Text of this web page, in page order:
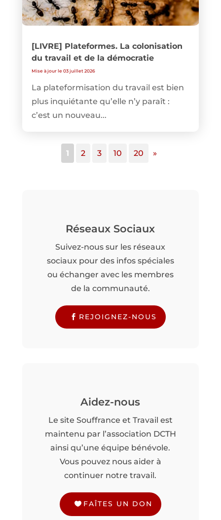
[LIVRE] Plateformes. La colonisation
du travail et de la démocratie
Mise à jour le 03 juillet 2026
La plateformisation du travail est bien
plus inquiétante qu’elle n’y paraît :
c’est un nouveau...
1 2 3 10 20 »
Réseaux Sociaux
Suivez-nous sur les réseaux
sociaux pour des infos spéciales
ou échanger avec les membres
de la communauté.
REJOIGNEZ-NOUS
Aidez-nous
Le site Souffrance et Travail est
maintenu par l’association DCTH
ainsi qu’une équipe bénévole.
Vous pouvez nous aider à
continuer notre travail.
FAÎTES UN DON